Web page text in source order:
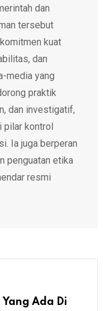
dan
tersebut
kuat
dan
media yang
praktik
dan investigatif,
kontrol
Ia juga berperan
penguatan etika
resmi
Yang Ada Di